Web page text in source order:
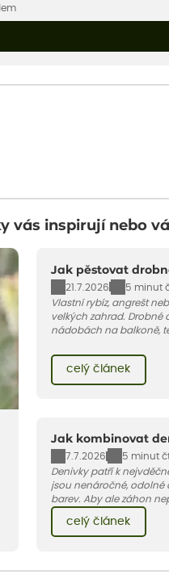
vás inspirují nebo
Jak pěstovat
21.7.2026
5 minut
Vlastní rybíz, angrešt
velkých zahrad. Drobné
nádobách na balkoně,
pár základních pravidel.
celý článek
Jak kombinovat
7.7.2026
5 minut
Denivky patří k
jsou nenáročné,
barev. Aby ale záhon
jakými trvalkami a
celý článek